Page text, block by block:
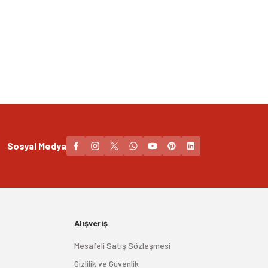
Sosyal Medya
Alışveriş
Mesafeli Satış Sözleşmesi
Gizlilik ve Güvenlik